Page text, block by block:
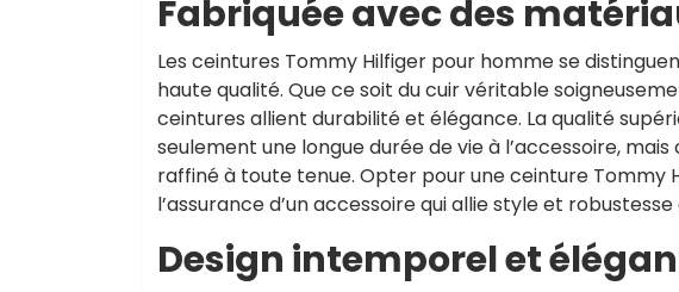
Fabriquée avec des
Les ceintures Tommy Hilfiger pour homme se
haute qualité. Que ce soit du cuir véritable
ceintures allient durabilité et élégance. La qualité
seulement une longue durée de vie à l’accessoire,
raffiné à toute tenue. Opter pour une ceinture Tommy
l’assurance d’un accessoire qui allie style et
Design intemporel et